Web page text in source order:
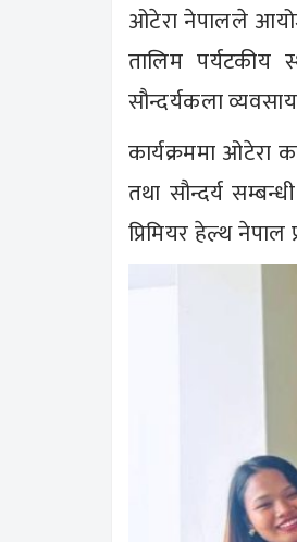
ओटेरा नेपालले
तालिम पर्यटकीय
सौन्दर्यकला
कार्यक्रममा ओटेरा
तथा सौन्दर्य
प्रिमियर हेल्थ